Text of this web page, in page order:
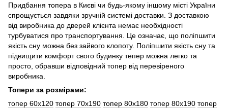
Придбання топера в Києві чи будь-якому іншому місті України
спрощується завдяки зручній системі доставки. З доставкою
від виробника до дверей клієнта немає необхідності
турбуватися про транспортування. Це означає, що поліпшити
якість сну можна без зайвого клопоту. Поліпшити якість сну та
підвищити комфорт свого будинку тепер можна легко та
просто, обравши відповідний топер від перевіреного
виробника.
Топери за розмірами:
топер 60x120 топер 70x190 топер 80x180 топер 80x190 топер